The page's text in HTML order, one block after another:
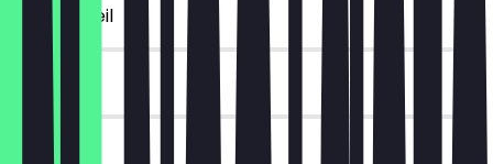
~4 € Vorteil
90 Tage
vor Ort